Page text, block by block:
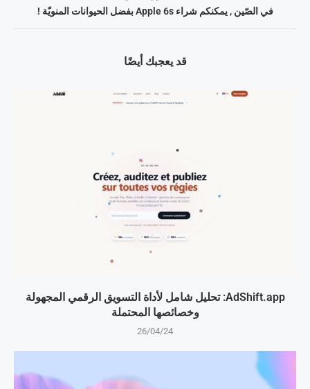
في الصّين , يمكنكم شراء Apple 6s بفضل الحيوانات المنويّة !
قد يعجبك أيضًا
AdShift.app: تحليل شامل لأداة التسويق الرقمي المجهولة
وخصائصها المحتملة
26/04/24